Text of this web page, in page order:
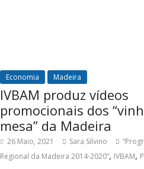
Economia Madeira
IVBAM produz vídeos
promocionais dos
mesa” da Madeira
26 Maio, 2021 Sara Silvino
Regional da Madeira 2014-2020”, IVBAM,